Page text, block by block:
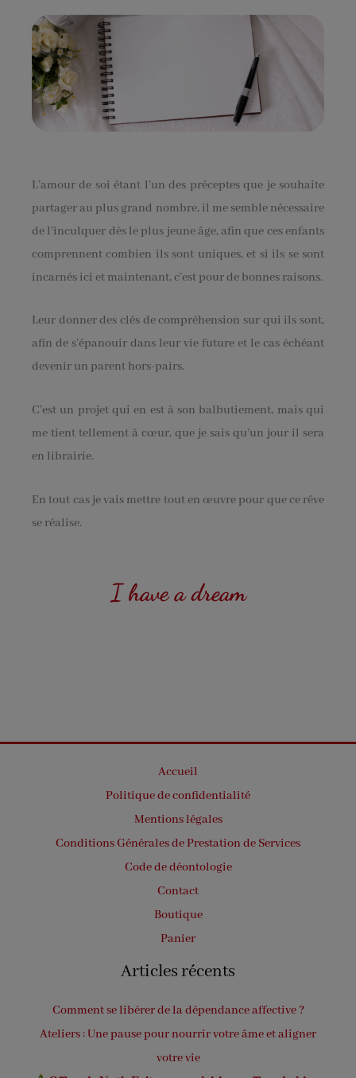
L’amour de soi étant l’un des préceptes que je souhaite
partager au plus grand nombre, il me semble nécessaire
de l’inculquer dès le plus jeune âge, afin que ces enfants
comprennent combien ils sont uniques, et si ils se sont
incarnés ici et maintenant, c’est pour de bonnes raisons.
Leur donner des clés de compréhension sur qui ils sont,
afin de s’épanouir dans leur vie future et le cas échéant
devenir un parent hors-pairs.
C’est un projet qui en est à son balbutiement, mais qui
me tient tellement à cœur, que je sais qu’un jour il sera
en librairie.
En tout cas je vais mettre tout en œuvre pour que ce rêve
se réalise.
I have a dream
Accueil
Politique de confidentialité
Mentions légales
Conditions Générales de Prestation de Services
Code de déontologie
Contact
Boutique
Panier
Articles récents
Comment se libérer de la dépendance affective ?
Ateliers : Une pause pour nourrir votre âme et aligner
votre vie